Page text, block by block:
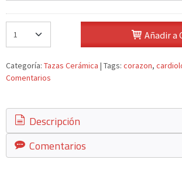
Añadir a
Categoría: Tazas Cerámica | Tags: corazon
Comentarios
Descripción
Comentarios